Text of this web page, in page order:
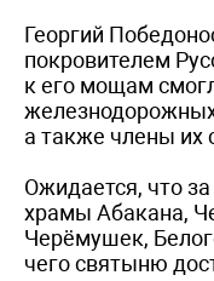
Георгий
покровителем
к его мощам
а также члены их
Ожидается, что
храмы Абакана,
Черёмушек,
чего святыню